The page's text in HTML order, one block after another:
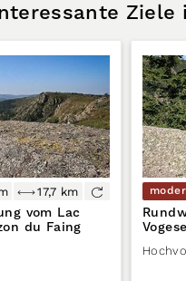
Ziele
17,7 km
vom Lac
du Faing